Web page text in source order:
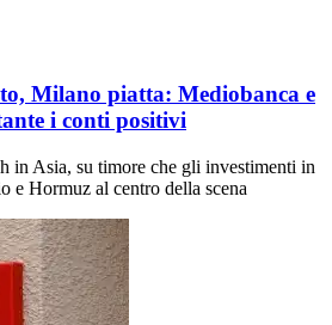
Milano piatta: Mediobanca e
i conti positivi
in Asia, su timore che gli investimenti in
e Hormuz al centro della scena